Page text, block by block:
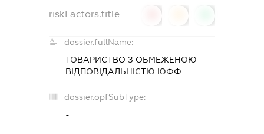
riskFactors.title
dossier.fullName:
ТОВАРИСТВО З ОБМЕЖЕНОЮ
ВІДПОВІДАЛЬНІСТЮ ЮФФ
dossier.opfSubType:
-